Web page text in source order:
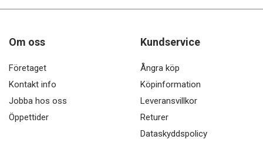
Om oss
Företaget
Kontakt info
Jobba hos oss
Öppettider
Kundservice
Ångra köp
Köpinformation
Leveransvillkor
Returer
Dataskyddspolicy